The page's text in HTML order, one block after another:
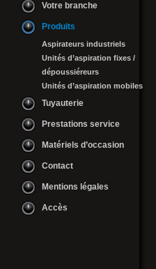
Votre branche
Produits
Aspirateurs industriels
Unités d’aspiration fixes /
dépoussiéreurs
Unités d’aspiration mobiles
Tuyauterie
Prestations service
Matériels d’occasion
Contact
Mentions légales
Accès